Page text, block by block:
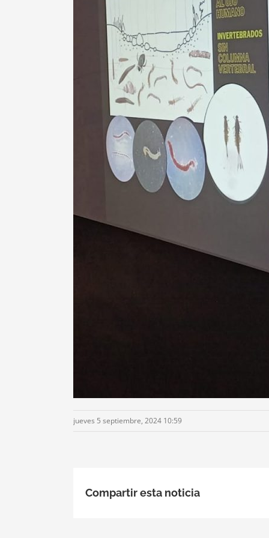
jueves 5 septiembre, 2024 10:59
Compartir esta noticia